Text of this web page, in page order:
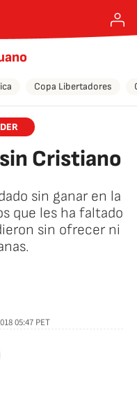
Copa Libertadores
Cristiano
sin ganar en la
que les ha faltado
sin ofrecer ni
05:47 PET